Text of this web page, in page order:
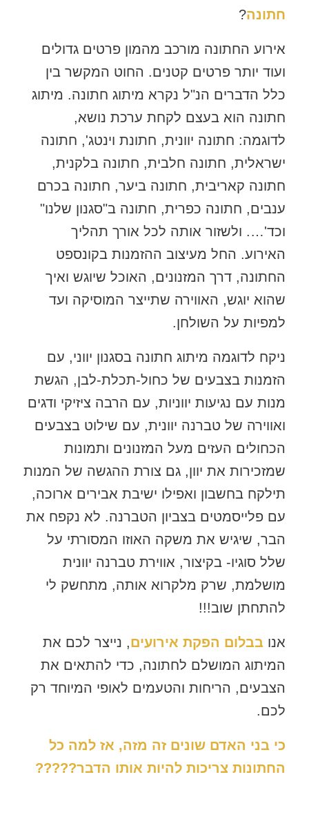
חתונה?
אירוע החתונה מורכב מהמון פרטים גדולים
ועוד יותר פרטים קטנים. החוט המקשר בין
כלל הדברים הנ"ל נקרא מיתוג חתונה. מיתוג
חתונה הוא בעצם לקחת ערכת נושא,
לדוגמה: חתונה יוונית, חתונת וינטג', חתונה
ישראלית, חתונה חלבית, חתונה בלקנית,
חתונה קאריבית, חתונה ביער, חתונה בכרם
ענבים, חתונה כפרית, חתונה ב"סגנון שלנו"
וכד'…. ולשזור אותה לכל אורך תהליך
האירוע. החל מעיצוב ההזמנות בקונספט
החתונה, דרך המזנונים, האוכל שיוגש ואיך
שהוא יוגש, האווירה שתייצר המוסיקה ועד
למפיות על השולחן.
ניקח לדוגמה מיתוג חתונה בסגנון יווני, עם
הזמנות בצבעים של כחול-תכלת-לבן, הגשת
מנות עם נגיעות יווניות, עם הרבה ציזיקי ודגים
ואווירה של טברנה יוונית, עם שילוט בצבעים
הכחולים העזים מעל המזנונים ותמונות
שמזכירות את יוון, גם צורת ההגשה של המנות
תילקח בחשבון ואפילו ישיבת אבירים ארוכה,
עם פלייסמטים בצביון הטברנה. לא נקפח את
הבר, שיגיש את משקה האוזו המסורתי על
שלל סוגיו- בקיצור, אווירת טברנה יוונית
מושלמת, שרק מלקרוא אותה, מתחשק לי
להתחתן שוב!!!
אנו בבלום הפקת אירועים, נייצר לכם את
המיתוג המושלם לחתונה, כדי להתאים את
הצבעים, הריחות והטעמים לאופי המיוחד רק
לכם.
כי בני האדם שונים זה מזה, אז למה כל
החתונות צריכות להיות אותו הדבר?????